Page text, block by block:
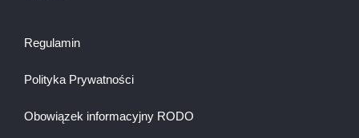
Regulamin
Polityka Prywatności
Obowiązek informacyjny RODO